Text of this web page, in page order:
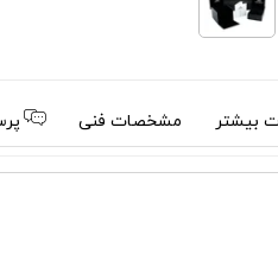
بیشتر مشخصات فنی